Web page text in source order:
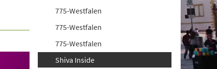
775-Westfalen
775-Westfalen
775-Westfalen
Shiva Inside